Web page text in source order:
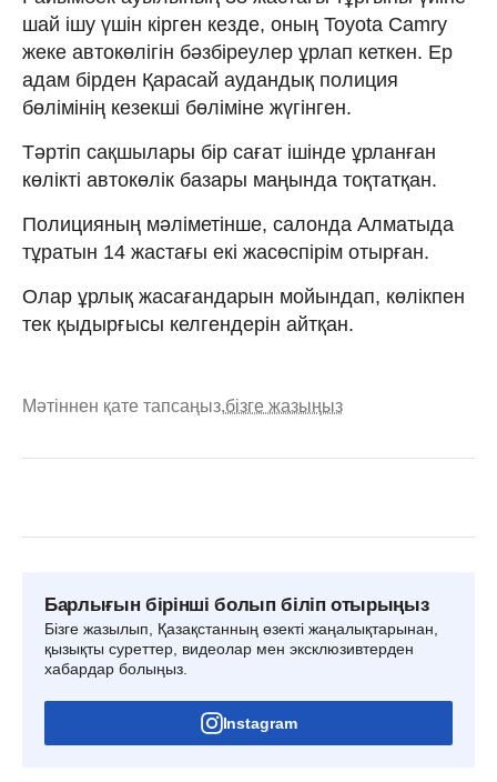
шай ішу үшін кірген кезде, оның Toyota Camry
жеке автокөлігін бәзбіреулер ұрлап кеткен. Ер
адам бірден Қарасай аудандық полиция
бөлімінің кезекші бөліміне жүгінген.
Тәртіп сақшылары бір сағат ішінде ұрланған
көлікті автокөлік базары маңында тоқтатқан.
Полицияның мәліметінше, салонда Алматыда
тұратын 14 жастағы екі жасөспірім отырған.
Олар ұрлық жасағандарын мойындап, көлікпен
тек қыдырғысы келгендерін айтқан.
Мәтіннен қате тапсаңыз,бізге жазыңыз
Барлығын бірінші болып біліп отырыңыз
Бізге жазылып, Қазақстанның өзекті жаңалықтарынан,
қызықты суреттер, видеолар мен эксклюзивтерден
хабардар болыңыз.
Instagram